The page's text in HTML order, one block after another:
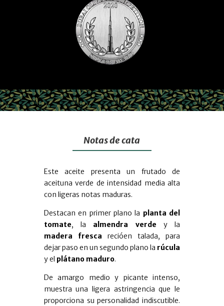
Notas de cata
Este aceite presenta un frutado de
aceituna verde de intensidad media alta
con ligeras notas maduras.
Destacan en primer plano la planta del
tomate, la almendra verde y la
madera fresca recióen talada, para
dejar paso en un segundo plano la rúcula
y el plátano maduro.
De amargo medio y picante intenso,
muestra una ligera astringencia que le
proporciona su personalidad indiscutible.